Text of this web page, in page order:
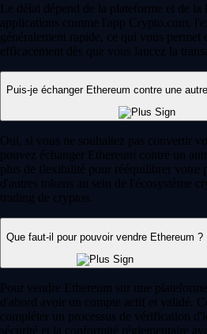
Le délai dépend de la plateforme et de
applications comme l'app Crypto.com,
généralement rapide, ce qui vous
efficacement dès que vous lancez la
Puis-je échanger Ethereum contre une
Oui, si vous ne souhaitez pas convertir
pouvez échanger Ethereum contre un
plus de flexibilité pour rééquilibrer votre
d'autres tokens au sein de l'écosystème
trading de cryptos.
Que faut-il pour pouvoir vendre Ethereum ?
Pour vendre Ethereum sur une
d'abord avoir un compte actif et validé.
compléter un processus de vérification
sécurité et la conformité réglementaire